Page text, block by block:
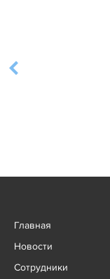
Главная
Новости
Сотрудники